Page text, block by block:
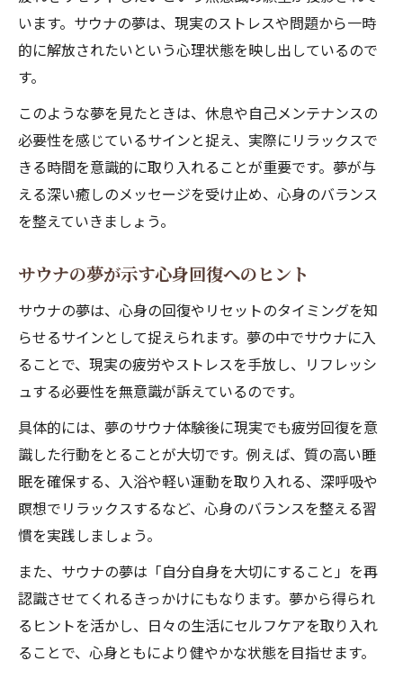
います。サウナの夢は、現実のストレスや問題から一時
的に解放されたいという心理状態を映し出しているので
す。
このような夢を見たときは、休息や自己メンテナンスの
必要性を感じているサインと捉え、実際にリラックスで
きる時間を意識的に取り入れることが重要です。夢が与
える深い癒しのメッセージを受け止め、心身のバランス
を整えていきましょう。
サウナの夢が示す心身回復へのヒント
サウナの夢は、心身の回復やリセットのタイミングを知
らせるサインとして捉えられます。夢の中でサウナに入
ることで、現実の疲労やストレスを手放し、リフレッシ
ュする必要性を無意識が訴えているのです。
具体的には、夢のサウナ体験後に現実でも疲労回復を意
識した行動をとることが大切です。例えば、質の高い睡
眠を確保する、入浴や軽い運動を取り入れる、深呼吸や
瞑想でリラックスするなど、心身のバランスを整える習
慣を実践しましょう。
また、サウナの夢は「自分自身を大切にすること」を再
認識させてくれるきっかけにもなります。夢から得られ
るヒントを活かし、日々の生活にセルフケアを取り入れ
ることで、心身ともにより健やかな状態を目指せます。